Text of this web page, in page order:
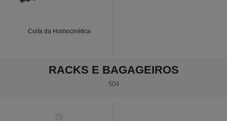
Coifa da Homocinética
RACKS E BAGAGEIROS
504
(5)